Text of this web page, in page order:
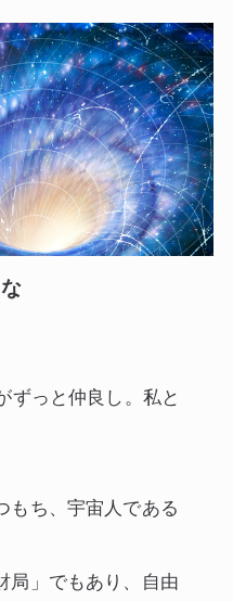
ずっと仲良し。私と
もち、宇宙人である
局」でもあり、自由